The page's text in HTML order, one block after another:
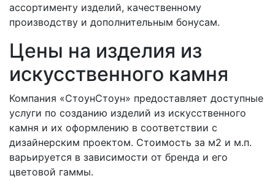
ассортименту изделий, качественному
производству и дополнительным бонусам.
Цены на изделия из
искусственного камня
Компания «СтоунСтоун» предоставляет доступные
услуги по созданию изделий из искусственного
камня и их оформлению в соответствии с
дизайнерским проектом. Стоимость за м2 и м.п.
варьируется в зависимости от бренда и его
цветовой гаммы.